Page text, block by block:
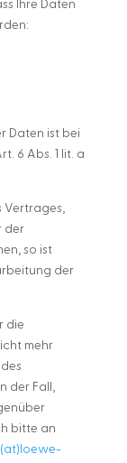
Ihre Daten
Daten ist bei
6 Abs. 1 lit. a
Vertrages,
der
so ist
der
die
mehr
der Fall,
bitte an